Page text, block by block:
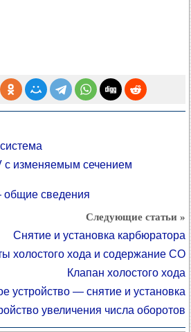
с изменяемым сечением
сведения
Следующие статьи »
Снятие и установка карбюратора
холостого хода и содержание СО
Клапан холостого хода
устройство — снятие и установка
увеличения числа оборотов